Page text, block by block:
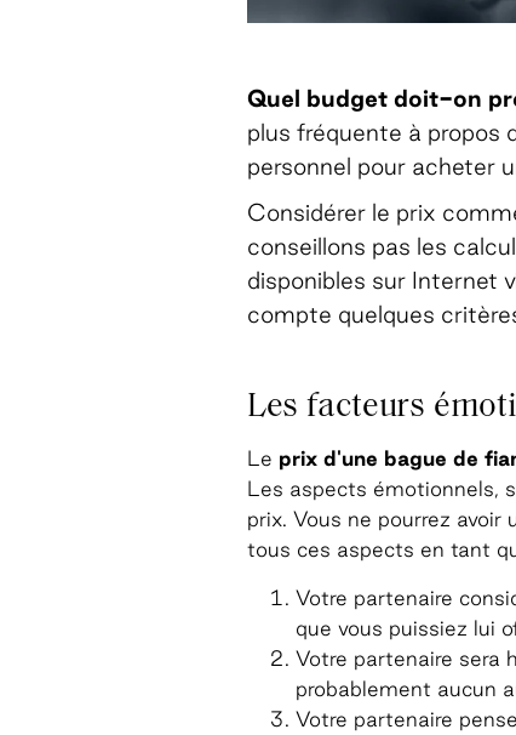
Quel budget doit-on
plus fréquente à propos
personnel pour acheter
Considérer le prix
conseillons pas les
disponibles sur Internet
compte quelques
Les facteurs
Le prix d'une bague de
Les aspects émotionnels,
prix. Vous ne pourrez
tous ces aspects en tant
Votre partenaire
que vous puissiez lui
Votre partenaire sera
probablement aucun
Votre partenaire